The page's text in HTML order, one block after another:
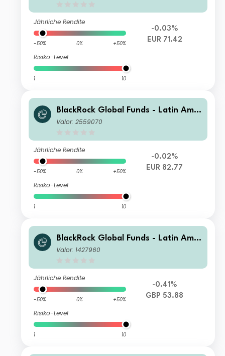
Jährliche Rendite
-50% 0% +50%
Risiko-Level
1 10
-0.03%
EUR 71.42
BlackRock Global Funds - Latin Amer
ican Fund D2
Valor: 2559070
Jährliche Rendite
-50% 0% +50%
Risiko-Level
1 10
-0.02%
EUR 82.77
BlackRock Global Funds - Latin Amer
ican Fund E2
Valor: 1427960
Jährliche Rendite
-50% 0% +50%
Risiko-Level
1 10
-0.41%
GBP 53.88